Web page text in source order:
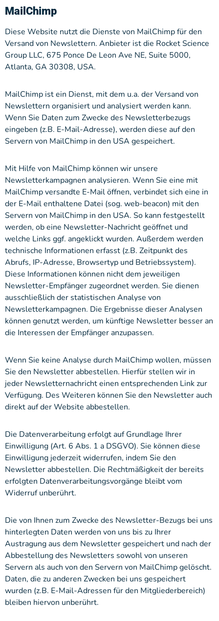
MailChimp
Diese Website nutzt die Dienste von MailChimp für den
Versand von Newslettern. Anbieter ist die Rocket Science
Group LLC, 675 Ponce De Leon Ave NE, Suite 5000,
Atlanta, GA 30308, USA.
MailChimp ist ein Dienst, mit dem u.a. der Versand von
Newslettern organisiert und analysiert werden kann.
Wenn Sie Daten zum Zwecke des Newsletterbezugs
eingeben (z.B. E-Mail-Adresse), werden diese auf den
Servern von MailChimp in den USA gespeichert.
Mit Hilfe von MailChimp können wir unsere
Newsletterkampagnen analysieren. Wenn Sie eine mit
MailChimp versandte E-Mail öffnen, verbindet sich eine in
der E-Mail enthaltene Datei (sog. web-beacon) mit den
Servern von MailChimp in den USA. So kann festgestellt
werden, ob eine Newsletter-Nachricht geöffnet und
welche Links ggf. angeklickt wurden. Außerdem werden
technische Informationen erfasst (z.B. Zeitpunkt des
Abrufs, IP-Adresse, Browsertyp und Betriebssystem).
Diese Informationen können nicht dem jeweiligen
Newsletter-Empfänger zugeordnet werden. Sie dienen
ausschließlich der statistischen Analyse von
Newsletterkampagnen. Die Ergebnisse dieser Analysen
können genutzt werden, um künftige Newsletter besser an
die Interessen der Empfänger anzupassen.
Wenn Sie keine Analyse durch MailChimp wollen, müssen
Sie den Newsletter abbestellen. Hierfür stellen wir in
jeder Newsletternachricht einen entsprechenden Link zur
Verfügung. Des Weiteren können Sie den Newsletter auch
direkt auf der Website abbestellen.
Die Datenverarbeitung erfolgt auf Grundlage Ihrer
Einwilligung (Art. 6 Abs. 1 a DSGVO). Sie können diese
Einwilligung jederzeit widerrufen, indem Sie den
Newsletter abbestellen. Die Rechtmäßigkeit der bereits
erfolgten Datenverarbeitungsvorgänge bleibt vom
Widerruf unberührt.
Die von Ihnen zum Zwecke des Newsletter-Bezugs bei uns
hinterlegten Daten werden von uns bis zu Ihrer
Austragung aus dem Newsletter gespeichert und nach der
Abbestellung des Newsletters sowohl von unseren
Servern als auch von den Servern von MailChimp gelöscht.
Daten, die zu anderen Zwecken bei uns gespeichert
wurden (z.B. E-Mail-Adressen für den Mitgliederbereich)
bleiben hiervon unberührt.